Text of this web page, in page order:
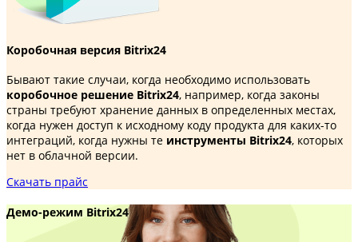
Коробочная версия Bitrix24
Бывают такие случаи, когда необходимо использовать
коробочное решение Bitrix24, например, когда законы
страны требуют хранение данных в определенных местах,
когда нужен доступ к исходному коду продукта для каких-то
интеграций, когда нужны те инструменты Bitrix24, которых
нет в облачной версии.
Скачать прайс
Демо-режим Bitrix24